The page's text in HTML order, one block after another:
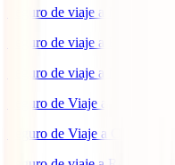
Seguro de viaje a Marruecos
Seguro de viaje a Reino Unido
Seguro de viaje a México
Seguro de Viaje a Tailandia
Seguro de Viaje a China